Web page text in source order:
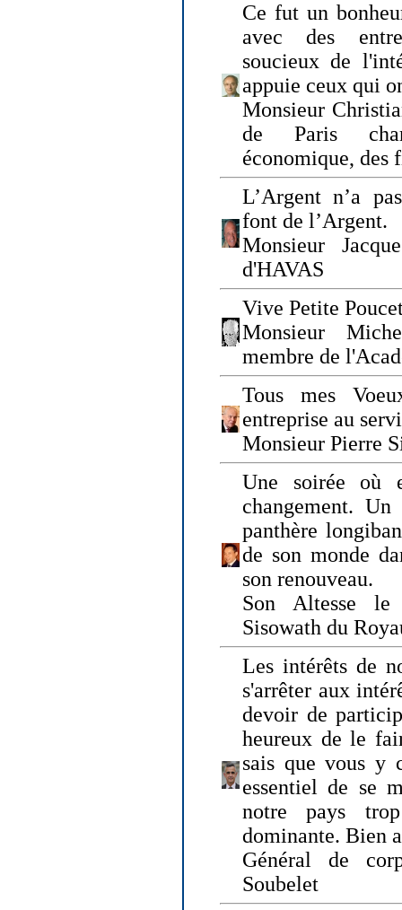
Ce fut un
avec des
soucieux de
appuie ceux qui
Monsieur
de Paris
économique, des
L’Argent n’a
font de l’Argent.
Monsieur
d'HAVAS
Vive Petite
Monsieur
membre de
Tous mes
entreprise au
Monsieur Pierre
Une soirée où
changement.
panthère
de son monde
son renouveau.
Son Altesse le
Sisowath du
Les intérêts de
s'arrêter aux
devoir de
heureux de le
sais que vous y
essentiel de se
notre pays
dominante. Bien
Général de
Soubelet